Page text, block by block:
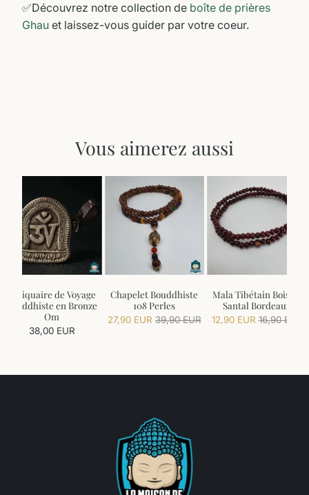
✅Découvrez notre collection de boîte de prières
Ghauet laissez-vous guider par votre coeur.
Vous aimerez aussi
Reliquaire de Voyage
Bouddhiste en Bronze
Om
38,00 EUR
Chapelet Bouddhiste
108 Perles
27,90 EUR 39,90 EUR
Mala Tibétain Bois de
Santal Bordeaux
12,90 EUR16,90 EUR